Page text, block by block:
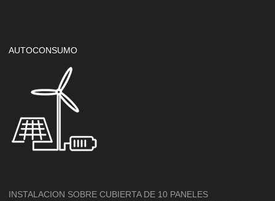
AUTOCONSUMO
INSTALACION SOBRE CUBIERTA DE 10 PANELES